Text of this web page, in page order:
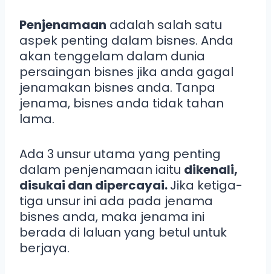
Penjenamaan adalah salah satu
aspek penting dalam bisnes. Anda
akan tenggelam dalam dunia
persaingan bisnes jika anda gagal
jenamakan bisnes anda. Tanpa
jenama, bisnes anda tidak tahan
lama.
Ada 3 unsur utama yang penting
dalam penjenamaan iaitu dikenali,
disukai dan dipercayai.Jika ketiga-
tiga unsur ini ada pada jenama
bisnes anda, maka jenama ini
berada di laluan yang betul untuk
berjaya.